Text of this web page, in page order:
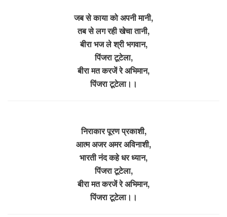
जब से काया को अपनी मानी,
तब से लग रही खेचा तानी,
बीरा भज ले श्री भगवान,
पिंजरा टूटेला,
बीरा मत करजें रे अभिमान,
पिंजरा टूटेला।।
निराकार पूरण प्रकाशी,
आत्म अजर अमर अविनाशी,
भारती नंद कहे धर ध्यान,
पिंजरा टूटेला,
बीरा मत करजें रे अभिमान,
पिंजरा टूटेला।।